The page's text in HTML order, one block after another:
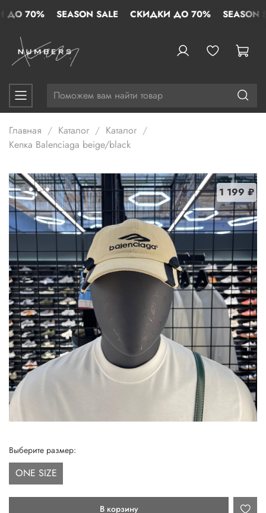
70% SEASON SALE СКИДКИ ДО 70% SEASON
Главная Каталог
Каталог
Кепка Balenciaga beige/black
1 199 ₽
В корзину
Выберите размер:
ONE SIZE